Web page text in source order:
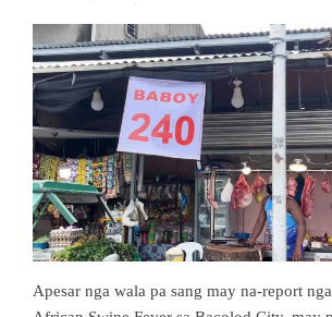
Apesar nga wala pa sang may na-report